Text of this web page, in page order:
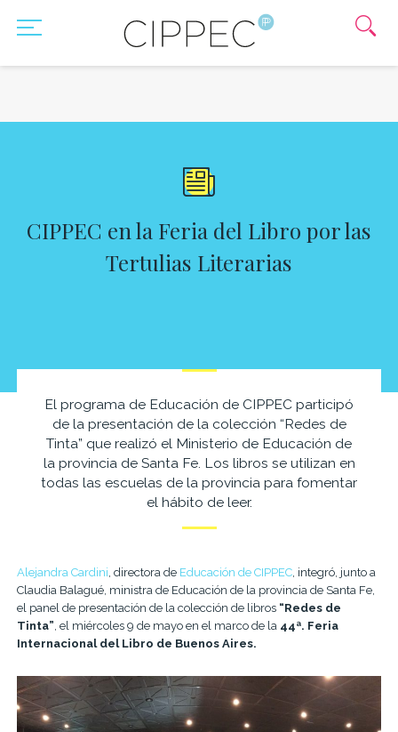
CIPPEC en la Feria del Libro por las
Tertulias Literarias
El programa de Educación de CIPPEC participó
de la presentación de la colección “Redes de
Tinta” que realizó el Ministerio de Educación de
la provincia de Santa Fe. Los libros se utilizan en
todas las escuelas de la provincia para fomentar
el hábito de leer.
Alejandra Cardini , directora de Educación de CIPPEC, integró, junto a
Claudia Balagué, ministra de Educación de la provincia de Santa Fe,
el panel de presentación de la colección de libros “Redes de
Tinta” , el miércoles 9 de mayo en el marco de la 44ª. Feria
Internacional del Libro de Buenos Aires.